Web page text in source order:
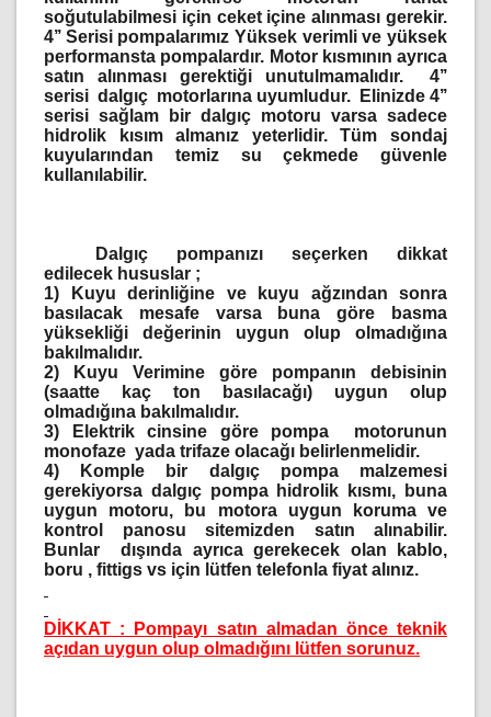
soğutulabilmesi için ceket içine alınması gerekir.
4’’ Serisi pompalarımız Yüksek verimli ve yüksek
performansta pompalardır. Motor kısmının ayrıca
satın alınması gerektiği unutulmamalıdır. 4’’
serisi dalgıç motorlarına uyumludur. Elinizde 4’’
serisi sağlam bir dalgıç motoru varsa sadece
hidrolik kısım almanız yeterlidir. Tüm sondaj
kuyularından temiz su çekmede güvenle
kullanılabilir.
Dalgıç pompanızı seçerken dikkat
edilecek hususlar ;
1) Kuyu derinliğine ve kuyu ağzından sonra
basılacak mesafe varsa buna göre basma
yüksekliği değerinin uygun olup olmadığına
bakılmalıdır.
2) Kuyu Verimine göre pompanın debisinin
(saatte kaç ton basılacağı) uygun olup
olmadığına bakılmalıdır.
3) Elektrik cinsine göre pompa motorunun
monofaze yada trifaze olacağı belirlenmelidir.
4) Komple bir dalgıç pompa malzemesi
gerekiyorsa dalgıç pompa hidrolik kısmı, buna
uygun motoru, bu motora uygun koruma ve
kontrol panosu sitemizden satın alınabilir.
Bunlar dışında ayrıca gerekecek olan kablo,
boru , fittigs vs için lütfen telefonla fiyat alınız.
DİKKAT : Pompayı satın almadan önce teknik
açıdan uygun olup olmadığını lütfen sorunuz.